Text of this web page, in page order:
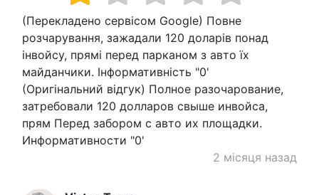
(Перекладено сервісом Google) Повне
розчарування, зажадали 120 доларів понад
інвойсу, прямі перед парканом з авто їх
майданчики. Інформативність "0'
(Оригінальний відгук) Полное разочарование,
затребовали 120 долларов свыше инвойса,
прям Перед забором с авто их площадки.
Информативности "0'
2 місяця назад